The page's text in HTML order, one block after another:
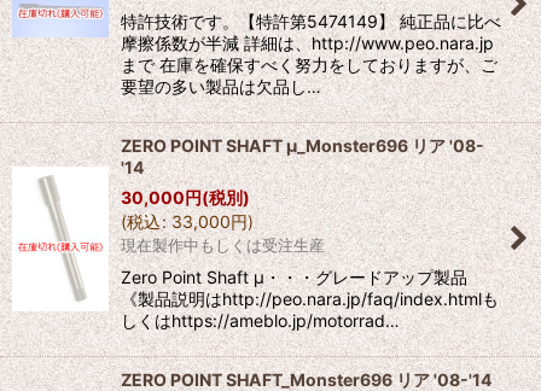
特許技術です。【特許第5474149】 純正品に比べ
摩擦係数が半減 詳細は、http://www.peo.nara.jp
まで 在庫を確保すべく努力をしておりますが、ご
要望の多い製品は欠品し…
ZERO POINT SHAFT μ_Monster696 リア '08-
'14
30,000円(税別)
(税込: 33,000円)
現在製作中もしくは受注生産
Zero Point Shaft μ・・・グレードアップ製品
《製品説明はhttp://peo.nara.jp/faq/index.htmlも
しくはhttps://ameblo.jp/motorrad…
ZERO POINT SHAFT_Monster696 リア '08-'14